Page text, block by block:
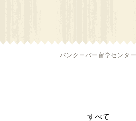
バンクーバー留学センター
すべて